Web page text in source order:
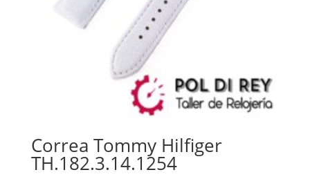
Correa Tommy Hilfiger
TH.182.3.14.1254